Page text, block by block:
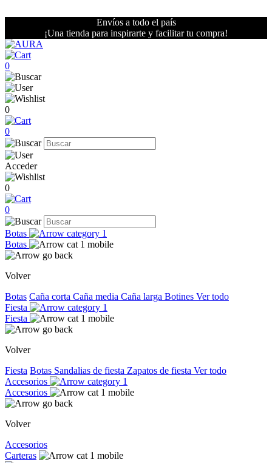
Envíos a todo el país
¡Una tienda para inspirarte y facilitar tu compra!
0
0
0
Acceder
0
0
Botas
Botas
Volver
Botas Caña corta Caña media Caña larga Botines Ver todo
Fiesta
Fiesta
Volver
Fiesta Botas Sandalias de fiesta Zapatos de fiesta Ver todo
Accesorios
Accesorios
Volver
Accesorios
Carteras